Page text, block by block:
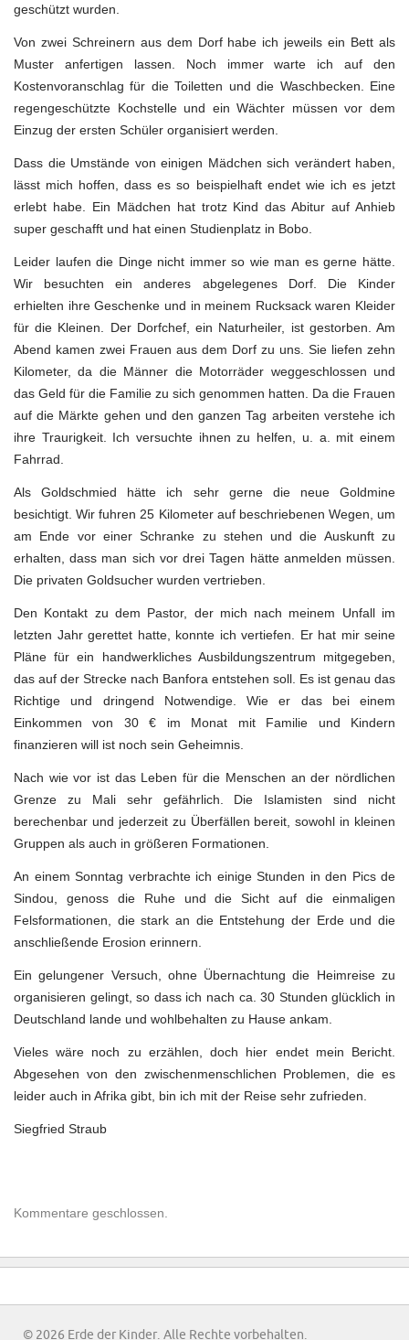
geschützt wurden.
Von zwei Schreinern aus dem Dorf habe ich jeweils ein Bett als
Muster anfertigen lassen. Noch immer warte ich auf den
Kostenvoranschlag für die Toiletten und die Waschbecken. Eine
regengeschützte Kochstelle und ein Wächter müssen vor dem
Einzug der ersten Schüler organisiert werden.
Dass die Umstände von einigen Mädchen sich verändert haben,
lässt mich hoffen, dass es so beispielhaft endet wie ich es jetzt
erlebt habe. Ein Mädchen hat trotz Kind das Abitur auf Anhieb
super geschafft und hat einen Studienplatz in Bobo.
Leider laufen die Dinge nicht immer so wie man es gerne hätte.
Wir besuchten ein anderes abgelegenes Dorf. Die Kinder
erhielten ihre Geschenke und in meinem Rucksack waren Kleider
für die Kleinen. Der Dorfchef, ein Naturheiler, ist gestorben. Am
Abend kamen zwei Frauen aus dem Dorf zu uns. Sie liefen zehn
Kilometer, da die Männer die Motorräder weggeschlossen und
das Geld für die Familie zu sich genommen hatten. Da die Frauen
auf die Märkte gehen und den ganzen Tag arbeiten verstehe ich
ihre Traurigkeit. Ich versuchte ihnen zu helfen, u. a. mit einem
Fahrrad.
Als Goldschmied hätte ich sehr gerne die neue Goldmine
besichtigt. Wir fuhren 25 Kilometer auf beschriebenen Wegen, um
am Ende vor einer Schranke zu stehen und die Auskunft zu
erhalten, dass man sich vor drei Tagen hätte anmelden müssen.
Die privaten Goldsucher wurden vertrieben.
Den Kontakt zu dem Pastor, der mich nach meinem Unfall im
letzten Jahr gerettet hatte, konnte ich vertiefen. Er hat mir seine
Pläne für ein handwerkliches Ausbildungszentrum mitgegeben,
das auf der Strecke nach Banfora entstehen soll. Es ist genau das
Richtige und dringend Notwendige. Wie er das bei einem
Einkommen von 30 € im Monat mit Familie und Kindern
finanzieren will ist noch sein Geheimnis.
Nach wie vor ist das Leben für die Menschen an der nördlichen
Grenze zu Mali sehr gefährlich. Die Islamisten sind nicht
berechenbar und jederzeit zu Überfällen bereit, sowohl in kleinen
Gruppen als auch in größeren Formationen.
An einem Sonntag verbrachte ich einige Stunden in den Pics de
Sindou, genoss die Ruhe und die Sicht auf die einmaligen
Felsformationen, die stark an die Entstehung der Erde und die
anschließende Erosion erinnern.
Ein gelungener Versuch, ohne Übernachtung die Heimreise zu
organisieren gelingt, so dass ich nach ca. 30 Stunden glücklich in
Deutschland lande und wohlbehalten zu Hause ankam.
Vieles wäre noch zu erzählen, doch hier endet mein Bericht.
Abgesehen von den zwischenmenschlichen Problemen, die es
leider auch in Afrika gibt, bin ich mit der Reise sehr zufrieden.
Siegfried Straub
Kommentare geschlossen.
© 2026 Erde der Kinder. Alle Rechte vorbehalten.